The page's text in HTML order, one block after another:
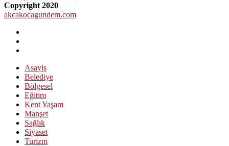
Copyright 2020
akcakocagundem.com
Asayiş
Belediye
Bölgesel
Eğitim
Kent Yaşam
Manşet
Sağlık
Siyaset
Turizm